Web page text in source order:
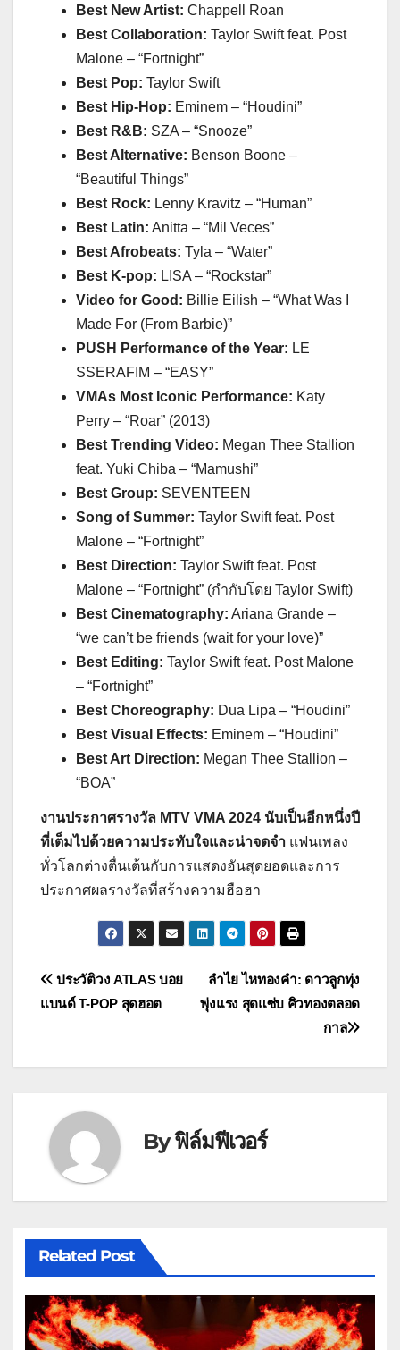
Best New Artist: Chappell Roan
Best Collaboration: Taylor Swift feat. Post
Malone – “Fortnight”
Best Pop: Taylor Swift
Best Hip-Hop: Eminem – “Houdini”
Best R&B: SZA – “Snooze”
Best Alternative: Benson Boone –
“Beautiful Things”
Best Rock: Lenny Kravitz – “Human”
Best Latin: Anitta – “Mil Veces”
Best Afrobeats: Tyla – “Water”
Best K-pop: LISA – “Rockstar”
Video for Good: Billie Eilish – “What Was I
Made For (From Barbie)”
PUSH Performance of the Year: LE
SSERAFIM – “EASY”
VMAs Most Iconic Performance: Katy
Perry – “Roar” (2013)
Best Trending Video: Megan Thee Stallion
feat. Yuki Chiba – “Mamushi”
Best Group: SEVENTEEN
Song of Summer: Taylor Swift feat. Post
Malone – “Fortnight”
Best Direction: Taylor Swift feat. Post
Malone – “Fortnight” (กำกับโดย Taylor Swift)
Best Cinematography: Ariana Grande –
“we can’t be friends (wait for your love)”
Best Editing: Taylor Swift feat. Post Malone
– “Fortnight”
Best Choreography: Dua Lipa – “Houdini”
Best Visual Effects: Eminem – “Houdini”
Best Art Direction: Megan Thee Stallion –
“BOA”
งานประกาศรางวัล MTV VMA 2024 นับเป็นอีกหนึ่งปี
ที่เต็มไปด้วยความประทับใจและน่าจดจำ แฟนเพลง
ทั่วโลกต่างตื่นเต้นกับการแสดงอันสุดยอดและการ
ประกาศผลรางวัลที่สร้างความฮือฮา
แนะแนว
ลำไย ไหทองคำ: ดาวลูกทุ่ง
พุ่งแรง สุดแซ่บ คิวทองตลอด
กาล
ประวัติวง ATLAS บอย
แบนด์ T-POP สุดฮอต
Byฟิล์มฟีเวอร์
Related Post